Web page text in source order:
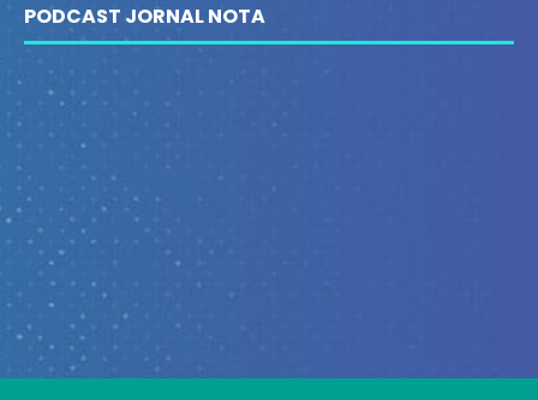
PODCAST JORNAL NOTA